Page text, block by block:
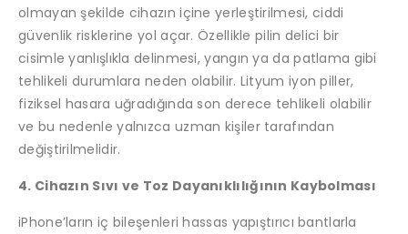
olmayan şekilde cihazın içine yerleştirilmesi, ciddi
güvenlik risklerine yol açar. Özellikle pilin delici bir
cisimle yanlışlıkla delinmesi, yangın ya da patlama gibi
tehlikeli durumlara neden olabilir. Lityum iyon piller,
fiziksel hasara uğradığında son derece tehlikeli olabilir
ve bu nedenle yalnızca uzman kişiler tarafından
değiştirilmelidir.
4. Cihazın Sıvı ve Toz Dayanıklılığının Kaybolması
iPhone’ların iç bileşenleri hassas yapıştırıcı bantlarla